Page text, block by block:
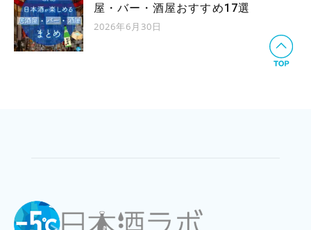
屋・バー・酒屋おすすめ17選
2026年6月30日